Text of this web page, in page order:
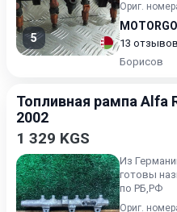
5
Ориг.
13 отзывов
Борисов
Топливная рампа Alfa
2002
1 329 KGS
Из
готовы
по РБ,РФ
Ориг.